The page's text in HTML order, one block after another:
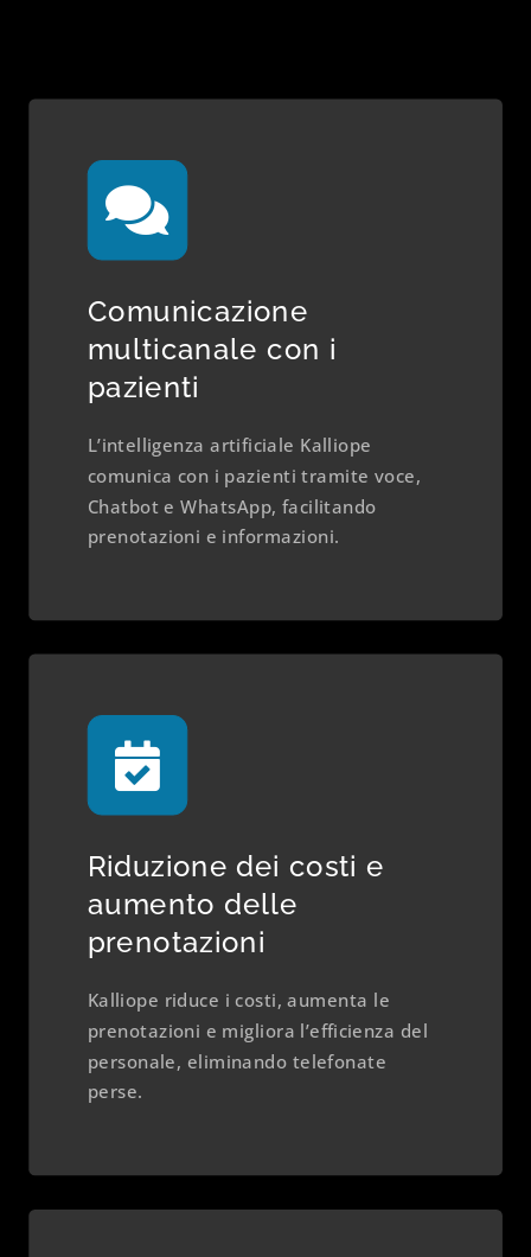
Comunicazione
multicanale con i
pazienti
L’intelligenza artificiale Kalliope
comunica con i pazienti tramite voce,
Chatbot e WhatsApp, facilitando
prenotazioni e informazioni.
Riduzione dei costi e
aumento delle
prenotazioni
Kalliope riduce i costi, aumenta le
prenotazioni e migliora l’efficienza del
personale, eliminando telefonate
perse.